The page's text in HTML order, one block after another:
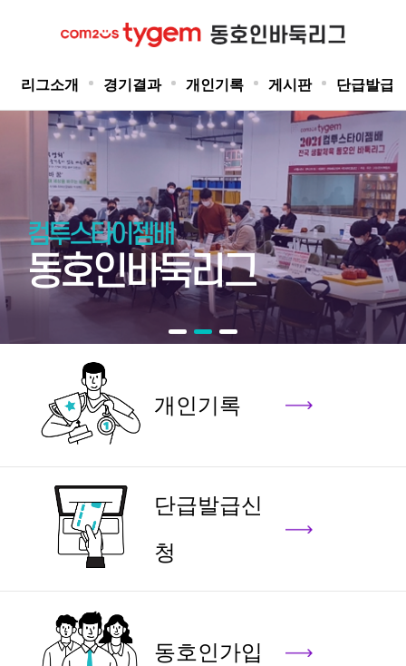
리그소개 경기결과 개인기록 게시판 단급발급
컴투스타이젬배
동호인바둑리그
개인기록
단급발급신
청
동호인가입